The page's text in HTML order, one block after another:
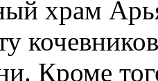
храм
Кроме